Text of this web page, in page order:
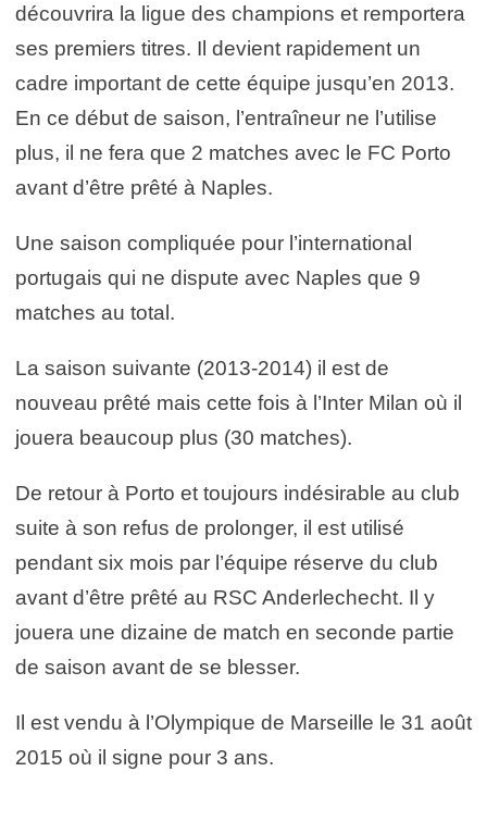
découvrira la ligue des champions et remportera
ses premiers titres. Il devient rapidement un
cadre important de cette équipe jusqu’en 2013.
En ce début de saison, l’entraîneur ne l’utilise
plus, il ne fera que 2 matches avec le FC Porto
avant d’être prêté à Naples.
Une saison compliquée pour l’international
portugais qui ne dispute avec Naples que 9
matches au total.
La saison suivante (2013-2014) il est de
nouveau prêté mais cette fois à l’Inter Milan où il
jouera beaucoup plus (30 matches).
De retour à Porto et toujours indésirable au club
suite à son refus de prolonger, il est utilisé
pendant six mois par l’équipe réserve du club
avant d’être prêté au RSC Anderlechecht. Il y
jouera une dizaine de match en seconde partie
de saison avant de se blesser.
Il est vendu à l’Olympique de Marseille le 31 août
2015 où il signe pour 3 ans.